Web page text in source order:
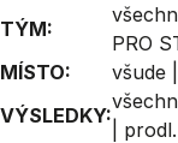
TÝM:
PRO
MÍSTO:
všude
VÝSLEDKY: